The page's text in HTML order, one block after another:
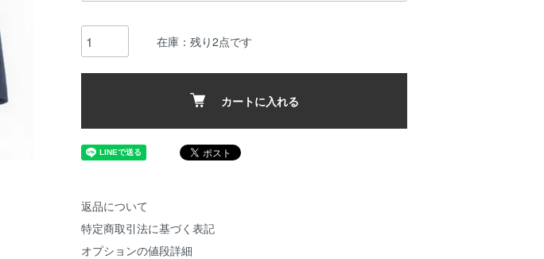
在庫：残り2点です
カートに入れる
返品について
特定商取引法に基づく表記
オプションの値段詳細